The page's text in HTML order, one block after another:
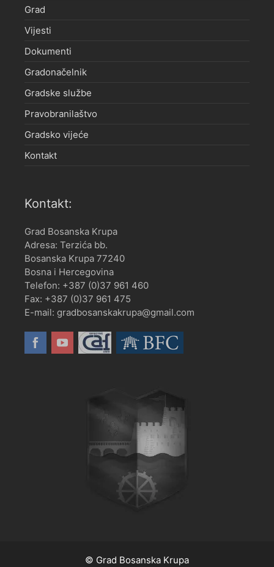
Grad
Vijesti
Dokumenti
Gradonačelnik
Gradske službe
Pravobranilaštvo
Gradsko vijeće
Kontakt
Kontakt:
Grad Bosanska Krupa
Adresa: Terzića bb.
Bosanska Krupa 77240
Bosna i Hercegovina
Telefon: +387 (0)37 961 460
Fax: +387 (0)37 961 475
E-mail: gradbosanskakrupa@gmail.com
© Grad Bosanska Krupa